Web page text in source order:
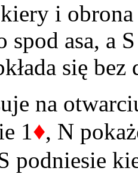
i
spod asa, a
się bez
na
1♦, N
podniesie